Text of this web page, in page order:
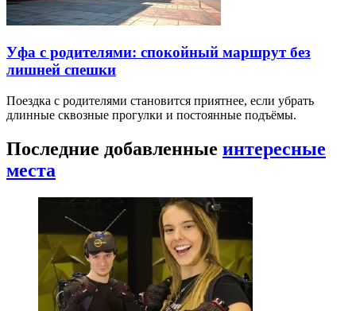
Уфа с родителями: спокойный маршрут без
лишней спешки
Поездка с родителями становится приятнее, если убрать
длинные сквозные прогулки и постоянные подъёмы.
Последние добавленные интересные
места